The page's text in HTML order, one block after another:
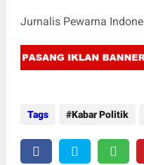
Jurnalis Pewarna
Tags Kabar Politik